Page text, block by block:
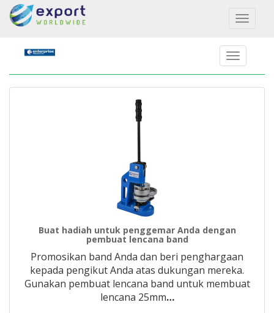
Toggle
Buat hadiah untuk penggemar Anda dengan
pembuat lencana band
Promosikan band Anda dan beri penghargaan
kepada pengikut Anda atas dukungan mereka.
Gunakan pembuat lencana band untuk membuat
lencana 25mm…